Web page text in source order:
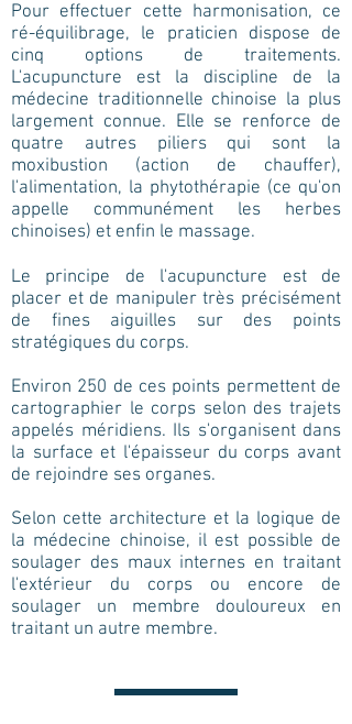
Pour effectuer cette harmonisation, ce
ré-équilibrage, le praticien dispose de
cinq options de traitements.
L'acupuncture est la discipline de la
médecine traditionnelle chinoise la plus
largement connue. Elle se renforce de
quatre autres piliers qui sont la
moxibustion (action de chauffer),
l'alimentation, la phytothérapie (ce qu'on
appelle communément les herbes
chinoises) et enfin le massage.
Le principe de l'acupuncture est de
placer et de manipuler très précisément
de fines aiguilles sur des points
stratégiques du corps.
Environ 250 de ces points permettent de
cartographier le corps selon des trajets
appelés méridiens. Ils s'organisent dans
la surface et l'épaisseur du corps avant
de rejoindre ses organes.
Selon cette architecture et la logique de
la médecine chinoise, il est possible de
soulager des maux internes en traitant
l'extérieur du corps ou encore de
soulager un membre douloureux en
traitant un autre membre.